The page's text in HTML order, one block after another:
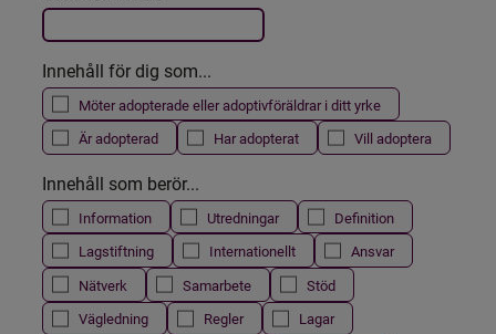
Innehåll för dig som...
Möter adopterade eller adoptivföräldrar i ditt yrke
Är adopterad
Har adopterat Vill adoptera
Innehåll som berör...
Information Utredningar
Definition
Lagstiftning
Internationellt
Ansvar
Nätverk
Samarbete
Stöd
Vägledning
Regler
Lagar